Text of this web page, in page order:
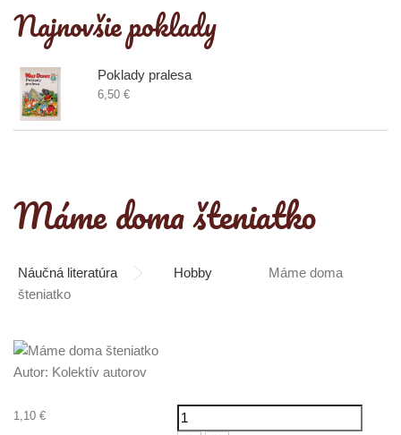
Najnovšie poklady
Poklady pralesa
6,50 €
Máme doma šteniatko
Náučná literatúra Hobby
Máme doma
šteniatko
Autor: Kolektív autorov
1,10 €